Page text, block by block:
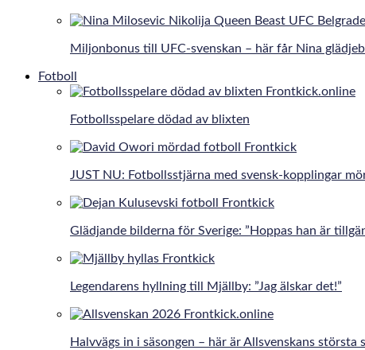
Miljonbonus till UFC-svenskan – här får Nina
Fotboll
Fotbollsspelare dödad av blixten
JUST NU: Fotbollsstjärna med svensk-kopplingar
Glädjande bilderna för Sverige: ”Hoppas han är
Legendarens hyllning till Mjällby: ”Jag älskar det!”
Halvvägs in i säsongen – här är Allsvenskans största